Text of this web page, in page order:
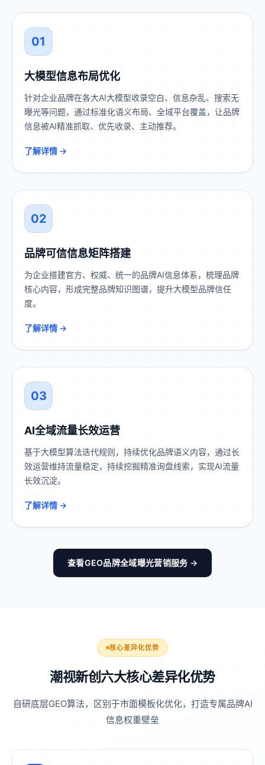
01
大模型信息布局优化
针对企业品牌在各大AI大模型收录空白、信息杂乱、搜索无
曝光等问题，通过标准化语义布局、全域平台覆盖，让品牌
信息被AI精准抓取、优先收录、主动推荐。
了解详情 →
02
品牌可信信息矩阵搭建
为企业搭建官方、权威、统一的品牌AI信息体系，梳理品牌
核心内容，形成完整品牌知识图谱，提升大模型品牌信任
度。
了解详情 →
03
AI全域流量长效运营
基于大模型算法迭代规则，持续优化品牌语义内容，通过长
效运营维持流量稳定，持续挖掘精准询盘线索，实现AI流量
长效沉淀。
了解详情 →
查看GEO品牌全域曝光营销服务 →
核心差异化优势
潮视新创六大核心差异化优势
自研底层GEO算法，区别于市面模板化优化，打造专属品牌AI
信息权重壁垒